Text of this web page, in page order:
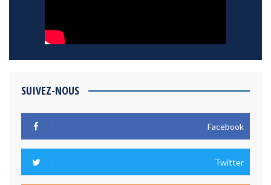
SUIVEZ-NOUS
Facebook
Twitter